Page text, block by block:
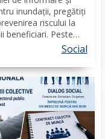
inundații, pregătiți
riscului la
beneficiari. Peste
de vară organizată
Social